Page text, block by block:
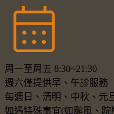
周一至周五 8:30~21:30
週六僅提供早、午診服務
每週日、清明、中秋、元
如遇特殊事宜(如颱風、